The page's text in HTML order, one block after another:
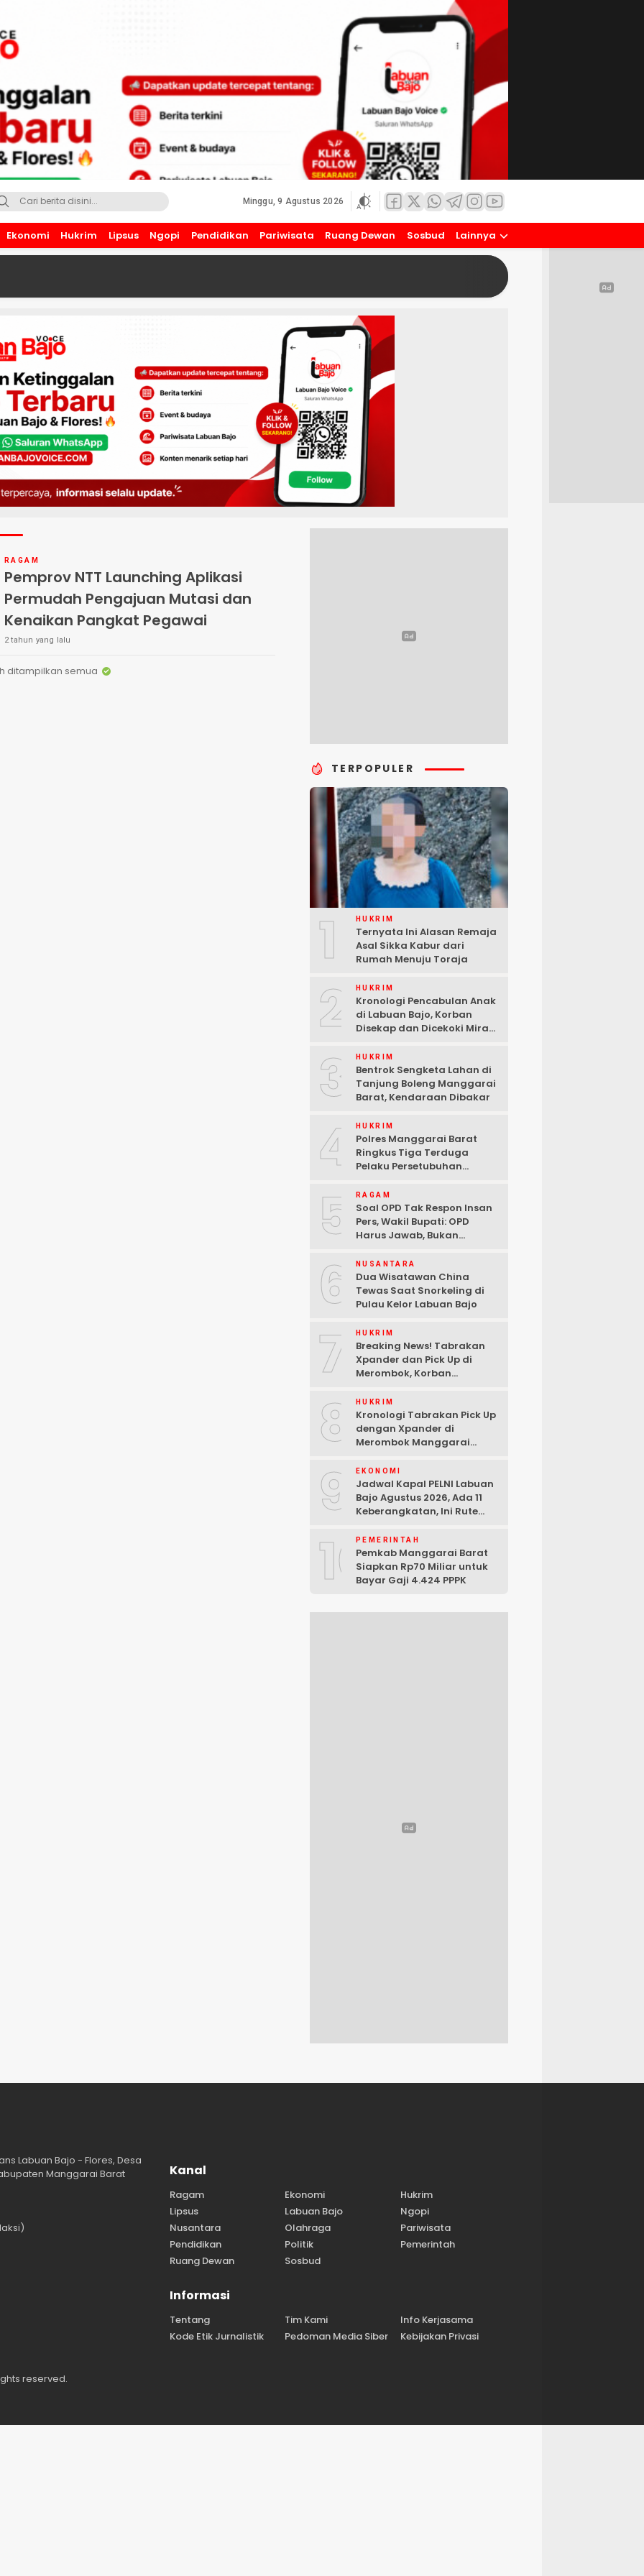
Minggu, 9 Agustus 2026
Ekonomi Hukrim Lipsus Ngopi Pendidikan Pariwisata Ruang Dewan Sosbud Lainnya
RAGAM
Pemprov NTT Launching Aplikasi
Permudah Pengajuan Mutasi dan
Kenaikan Pangkat Pegawai
2 tahun yang lalu
ditampilkan semua
TERPOPULER
1 HUKRIM
Ternyata Ini Alasan Remaja
Asal Sikka Kabur dari
Rumah Menuju Toraja
2 HUKRIM
Kronologi Pencabulan Anak
di Labuan Bajo, Korban
Disekap dan Dicekoki Miras,
3 HUKRIM
Bentrok Sengketa Lahan di
Tanjung Boleng Manggarai
Barat, Kendaraan Dibakar
4 HUKRIM
Polres Manggarai Barat
Ringkus Tiga Terduga
Pelaku Persetubuhan
Bajo
5 RAGAM
Soal OPD Tak Respon Insan
Pers, Wakil Bupati: OPD
Harus Jawab, Bukan
6 NUSANTARA
Dua Wisatawan China
Tewas Saat Snorkeling di
Pulau Kelor Labuan Bajo
7 HUKRIM
Breaking News! Tabrakan
Xpander dan Pick Up di
Merombok, Korban
8 HUKRIM
Kronologi Tabrakan Pick Up
dengan Xpander di
Merombok Manggarai
9 EKONOMI
Jadwal Kapal PELNI Labuan
Bajo Agustus 2026, Ada 11
Keberangkatan, Ini Rute
10PEMERINTAH
Pemkab Manggarai Barat
Siapkan Rp70 Miliar untuk
Bayar Gaji 4.424 PPPK
Labuan Bajo - Flores, Desa
Manggarai Barat
Kanal
Ragam Ekonomi
Hukrim
Lipsus
Labuan Bajo
Ngopi
Nusantara
Olahraga
Pariwisata
Pendidikan
Politik
Pemerintah
Ruang Dewan
Sosbud
Informasi
Tentang Tim Kami
Info Kerjasama
Kode Etik Jurnalistik
Pedoman Media Siber Kebijakan Privasi
reserved.